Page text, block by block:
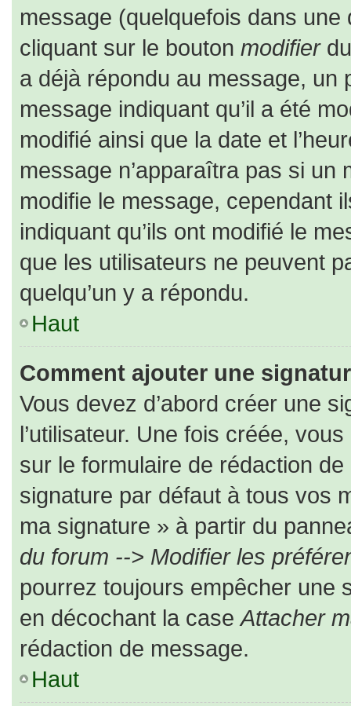
message (quelquefois dans
cliquant sur le bouton modifierdu
a déjà répondu au message, un
message indiquant qu’il a été
modifié ainsi que la date et
message n’apparaîtra pas si
modifie le message, cependant
indiquant qu’ils ont modifié le
que les utilisateurs ne peuvent
quelqu’un y a répondu.
Haut
Comment ajouter une
Vous devez d’abord créer une
l’utilisateur. Une fois créée,
sur le formulaire de rédaction
signature par défaut à tous vos
ma signature » à partir du
du forum --> Modifier les
pourrez toujours empêcher une
en décochant la caseAttacher
rédaction de message.
Haut